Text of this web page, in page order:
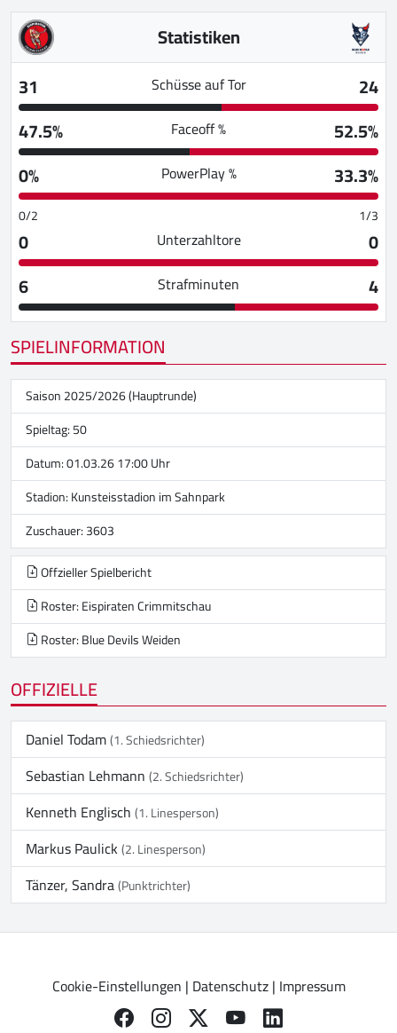
Statistiken
31
Schüsse auf Tor
24
47.5%
Faceoff %
52.5%
0%
PowerPlay % 33.3%
0/2 1/3
0 Unterzahltore
0
6
Strafminuten
4
SPIELINFORMATION
Saison 2025/2026 (Hauptrunde)
Spieltag: 50
Datum: 01.03.26 17:00 Uhr
Stadion:Kunsteisstadion im Sahnpark
Zuschauer: 3603
Offzieller Spielbericht
Roster: Eispiraten Crimmitschau
Roster: Blue Devils Weiden
OFFIZIELLE
Daniel Todam(1. Schiedsrichter)
Sebastian Lehmann(2. Schiedsrichter)
Kenneth Englisch(1. Linesperson)
Markus Paulick(2. Linesperson)
Tänzer, Sandra(Punktrichter)
Cookie-Einstellungen | Datenschutz| Impressum